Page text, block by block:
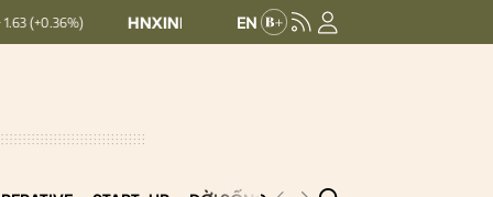
HNXINDEX: 293.44 + 0.25 (+0.09%) UPCOMINDEX: